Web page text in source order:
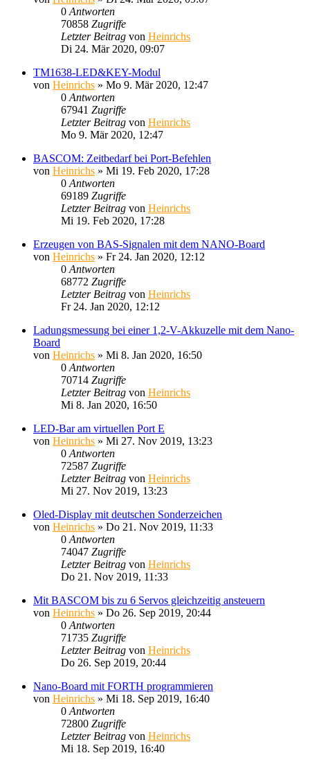
0 Antworten
70858 Zugriffe
Letzter Beitrag von Heinrichs
Di 24. Mär 2020, 09:07
TM1638-LED&KEY-Modul
von Heinrichs » Mo 9. Mär 2020, 12:47
0 Antworten
67941 Zugriffe
Letzter Beitrag von Heinrichs
Mo 9. Mär 2020, 12:47
BASCOM: Zeitbedarf bei Port-Befehlen
von Heinrichs » Mi 19. Feb 2020, 17:28
0 Antworten
69189 Zugriffe
Letzter Beitrag von Heinrichs
Mi 19. Feb 2020, 17:28
Erzeugen von BAS-Signalen mit dem NANO-Board
von Heinrichs » Fr 24. Jan 2020, 12:12
0 Antworten
68772 Zugriffe
Letzter Beitrag von Heinrichs
Fr 24. Jan 2020, 12:12
Ladungsmessung bei einer 1,2-V-Akkuzelle mit dem Nano-
Board
von Heinrichs » Mi 8. Jan 2020, 16:50
0 Antworten
70714 Zugriffe
Letzter Beitrag von Heinrichs
Mi 8. Jan 2020, 16:50
LED-Bar am virtuellen Port E
von Heinrichs » Mi 27. Nov 2019, 13:23
0 Antworten
72587 Zugriffe
Letzter Beitrag von Heinrichs
Mi 27. Nov 2019, 13:23
Oled-Display mit deutschen Sonderzeichen
von Heinrichs » Do 21. Nov 2019, 11:33
0 Antworten
74047 Zugriffe
Letzter Beitrag von Heinrichs
Do 21. Nov 2019, 11:33
Mit BASCOM bis zu 6 Servos gleichzeitig ansteuern
von Heinrichs » Do 26. Sep 2019, 20:44
0 Antworten
71735 Zugriffe
Letzter Beitrag von Heinrichs
Do 26. Sep 2019, 20:44
Nano-Board mit FORTH programmieren
von Heinrichs » Mi 18. Sep 2019, 16:40
0 Antworten
72800 Zugriffe
Letzter Beitrag von Heinrichs
Mi 18. Sep 2019, 16:40